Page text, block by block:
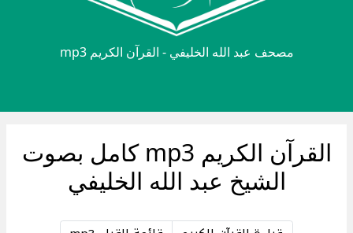
مصحف عبد الله الخليفي - القرآن الكريم mp3
القرآن الكريم mp3 كامل بصوت
الشيخ عبد الله الخليفي